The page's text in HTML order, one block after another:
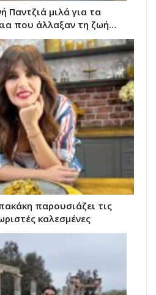
Παντζιά μιλά για τα
που άλλαξαν τη ζωή…
παρουσιάζει τις
καλεσμένες